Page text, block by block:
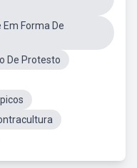
Forma De
De Protesto